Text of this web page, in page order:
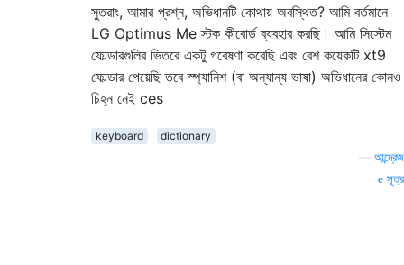
সুতরাং, আমার প্রশ্ন, অভিধানটি কোথায় অবস্থিত? আমি বর্তমানে
LG Optimus Me স্টক কীবোর্ড ব্যবহার করছি। আমি সিস্টেম
ফোল্ডারগুলির ভিতরে একটু গবেষণা করেছি এবং বেশ কয়েকটি xt9
ফোল্ডার পেয়েছি তবে স্প্যানিশ (বা অন্যান্য ভাষা) অভিধানের কোনও
চিহ্ন নেই ces
keyboard
dictionary
আন্দ্রেজ
সূত্র